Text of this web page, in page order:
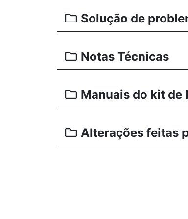
Solução de
Notas Técnicas
Manuais do kit de
Alterações feitas